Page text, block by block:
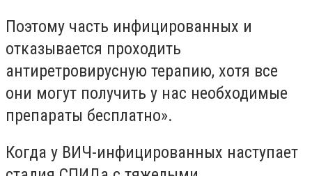
Поэтому часть инфицированных и
отказывается проходить
антиретровирусную терапию, хотя все
они могут получить у нас необходимые
препараты бесплатно».
Когда у ВИЧ-инфицированных наступает